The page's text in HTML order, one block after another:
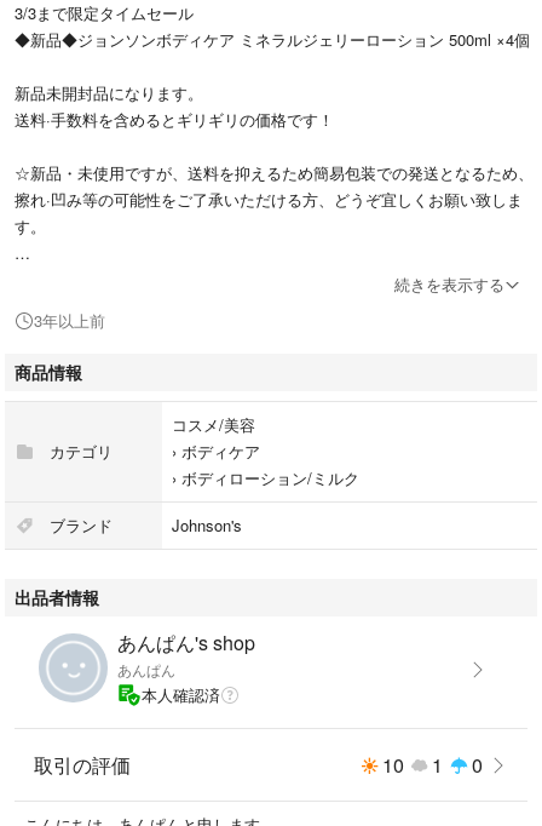
3/3まで限定タイムセール
◆新品◆ジョンソンボディケア ミネラルジェリーローション 500ml ×4個
新品未開封品になります。
送料·手数料を含めるとギリギリの価格です！
☆新品・未使用ですが、送料を抑えるため簡易包装での発送となるため、
擦れ·凹み等の可能性をご了承いただける方、どうぞ宜しくお願い致しま
す。
※他フリマサイトでも出品中ゆえ、同時に売れた場合キャンセルさせて頂
#ジョンソンエンドジョンソン
#ボディケア
#アクアミネラル
#ミネラルジェリーローション
※他フリマサイトでも出品中ゆえ、同時に売れた場合キャンセルさせて頂
続きを表示する
3年以上前
商品情報
カテゴリ
コスメ/美容
› ボディケア
› ボディローション/ミルク
ブランド Johnson's
出品者情報
あんぱん's shop
あんぱん
本人確認済
取引の評価 10 1 0